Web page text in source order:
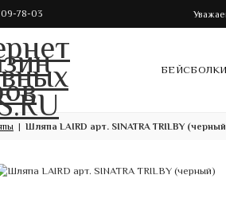
78-03
Шляпа LAIRD арт. SINATRA TRILBY